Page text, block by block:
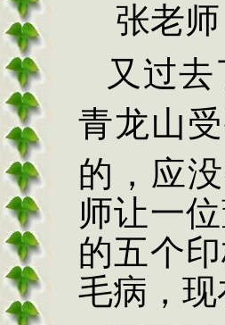
张老师
又过
青龙山
的，应
师让一
的五个
毛病，